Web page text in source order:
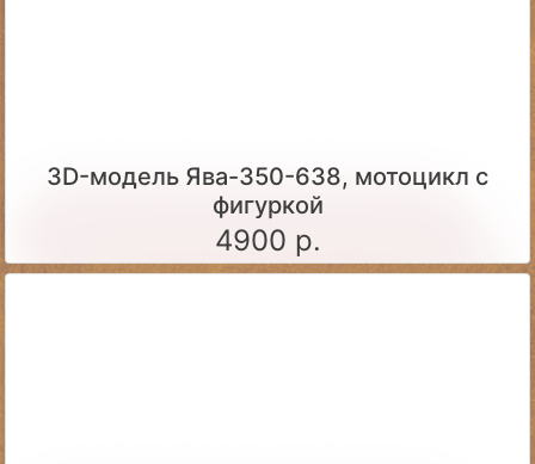
3D-модель Ява-350-638, мотоцикл с
фигуркой
4900 р.